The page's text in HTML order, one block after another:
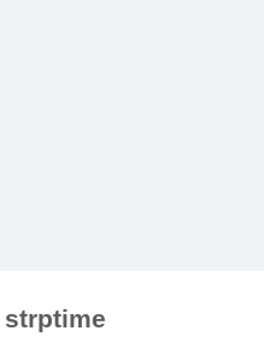
strptime